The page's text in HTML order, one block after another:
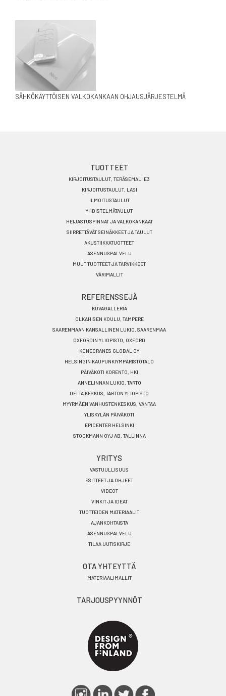
SÄHKÖKÄYTTÖISEN VALKOKANKAAN OHJAUSJÄRJESTELMÄ
TUOTTEET
KIRJOITUSTAULUT, TERÄSEMALI E3
KIRJOITUSTAULUT, LASI
ILMOITUSTAULUT
YHDISTELMÄTAULUT
HEIJASTUSPINNAT JA VALKOKANKAAT
SIIRRETTÄVÄT SEINÄKKEET JA TAULUT
AKUSTIIKKATUOTTEET
ASENNUSPALVELU
MUUT TUOTTEET JA TARVIKKEET
VÄRIMALLIT
REFERENSSEJÄ
KUVAGALLERIA
OLKAHISEN KOULU, TAMPERE
SAARENMAAN KANSALLINEN LUKIO, SAARENMAA
OXFORDIN YLIOPISTO, OXFORD
KONECRANES GLOBAL OY
HELSINGIN KAUPUNKIYMPÄRISTÖTALO
PÄIVÄKOTI KORENTO, HKI
ANNELINNAN LUKIO, TARTO
DELTA KESKUS, TARTON YLIOPISTO
MYYRMÄEN VANHUSTENKESKUS, VANTAA
YLISKYLÄN PÄIVÄKOTI
EPICENTER HELSINKI
STOCKMANN OYJ AB, TALLINNA
YRITYS
VASTUULLISUUS
ESITTEET JA OHJEET
VIDEOT
VINKIT JA IDEAT
TUOTTEIDEN MATERIAALIT
AJANKOHTAISTA
ASENNUSPALVELU
TILAA UUTISKIRJE
OTA YHTEYTTÄ
MATERIAALIMALLIT
TARJOUSPYYNNÖT